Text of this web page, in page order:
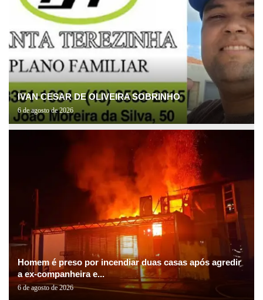
IVAN CESAR DE OLIVEIRA SOBRINHO
6 de agosto de 2026
Homem é preso por incendiar duas casas após agredir
a ex-companheira e...
6 de agosto de 2026